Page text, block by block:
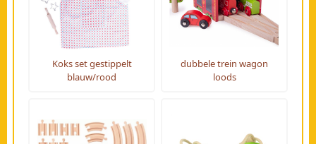
Koks set gestippelt
blauw/rood
dubbele trein wagon
loods